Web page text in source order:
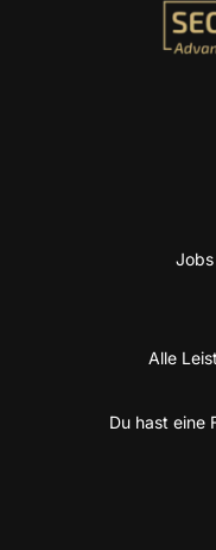
Alle
Du hast eine